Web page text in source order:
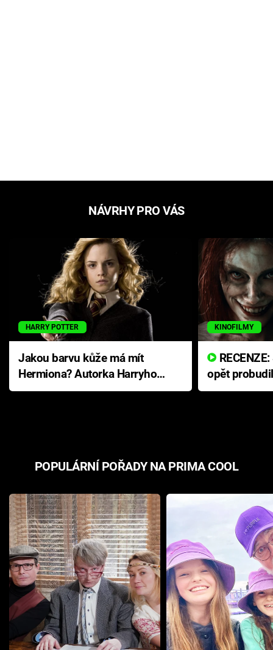
NÁVRHY PRO VÁS
HARRY POTTER
Jakou barvu kůže má mít
Hermiona? Autorka Harryho
Pottera přišla s ráznou
KINOFILMY
opět
přichází s
POPULÁRNÍ POŘADY NA PRIMA COOL